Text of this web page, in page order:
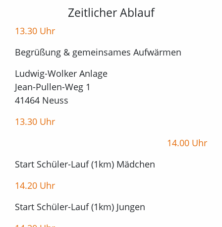
Zeitlicher Ablauf
13.30 Uhr
Begrüßung & gemeinsames Aufwärmen
Ludwig-Wolker Anlage
Jean-Pullen-Weg 1
41464 Neuss
13.30 Uhr
14.00 Uhr
Start Schüler-Lauf (1km) Mädchen
14.20 Uhr
Start Schüler-Lauf (1km) Jungen